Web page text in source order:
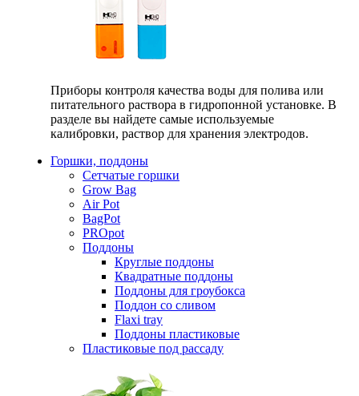
Приборы контроля качества воды для полива или
питательного раствора в гидропонной установке. В
разделе вы найдете самые используемые
калибровки, раствор для хранения электродов.
Горшки, поддоны
Сетчатые горшки
Grow Bag
Air Pot
BagPot
PROpot
Поддоны
Круглые поддоны
Квадратные поддоны
Поддоны для гроубокса
Поддон со сливом
Flaxi tray
Поддоны пластиковые
Пластиковые под рассаду